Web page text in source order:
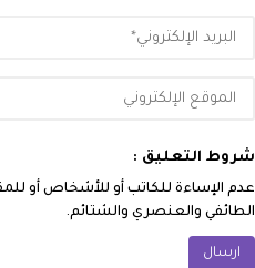
شروط التعليق :
عدم الإساءة للكاتب أو للأشخاص أو
الطائفي والعنصري والشتائم.